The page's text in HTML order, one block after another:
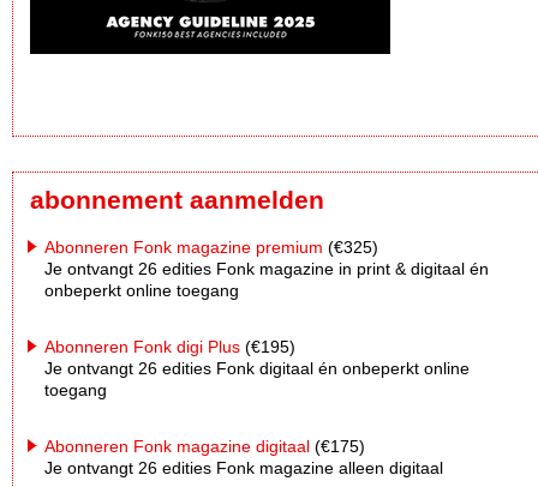
abonnement aanmelden
Abonneren Fonk magazine premium (€325)
Je ontvangt 26 edities Fonk magazine in print & digitaal én
onbeperkt online toegang
Abonneren Fonk digi Plus (€195)
Je ontvangt 26 edities Fonk digitaal én onbeperkt online
toegang
Abonneren Fonk magazine digitaal (€175)
Je ontvangt 26 edities Fonk magazine alleen digitaal